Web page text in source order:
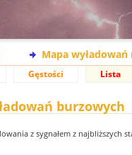
Mapa wyładowań
Gęstości Lista
burzowych
z sygnałem z najbliższych